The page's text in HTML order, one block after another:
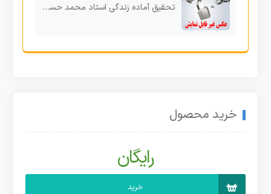
تحقیق آماده زندگی استاد محمد حسین شهریار
خرید محصول
رایگان
خرید